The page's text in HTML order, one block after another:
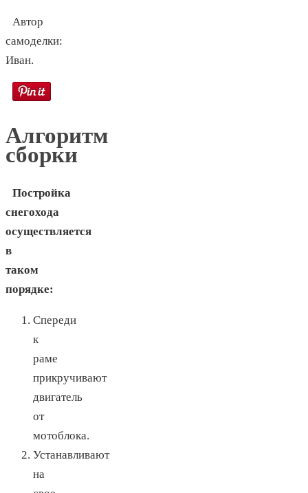
Автор
самоделки:
Иван.
Алгоритм
сборки
Постройка
снегохода
осуществляется
в
таком
порядке:
Спереди
к
раме
прикручивают
двигатель
от
мотоблока.
Устанавливают
на